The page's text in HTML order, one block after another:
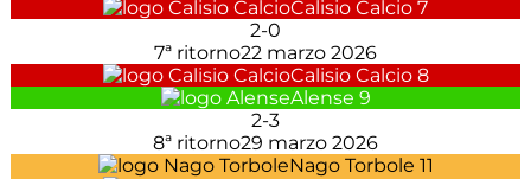
Calisio Calcio 7
2-0
7ª ritorno22 marzo 2026
Calisio Calcio 8
Alense 9
2-3
8ª ritorno29 marzo 2026
Nago Torbole 11